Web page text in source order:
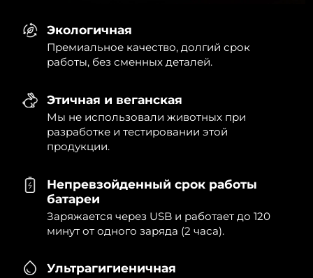
Экологичная
Премиальное качество, долгий срок
работы, без сменных деталей.
Этичная и веганская
Мы не использовали животных при
разработке и тестировании этой
продукции.
Непревзойденный срок работы
батареи
Заряжается через USB и работает до 120
минут от одного заряда (2 часа).
Ультрагигиеничная